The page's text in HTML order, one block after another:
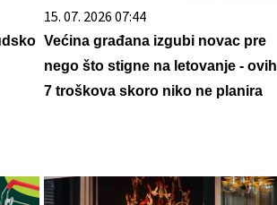
15. 07. 2026 07:44
Većina građana izgubi novac pre
nego što stigne na letovanje - ovih
7 troškova skoro niko ne planira